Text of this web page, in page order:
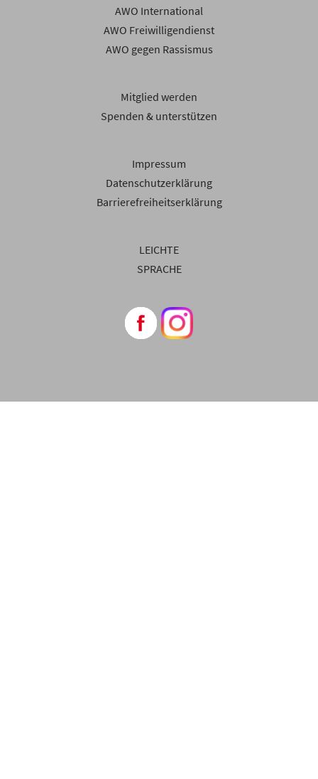
AWO International
AWO Freiwilligendienst
AWO gegen Rassismus
Mitglied werden
Spenden & unterstützen
Impressum
Datenschutzerklärung
Barrierefreiheitserklärung
LEICHTE
SPRACHE